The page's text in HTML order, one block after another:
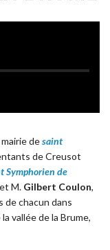
desaint
de Creusot
Symphorien de
M. Gilbert Coulon,
de chacun dans
vallée de la Brume,